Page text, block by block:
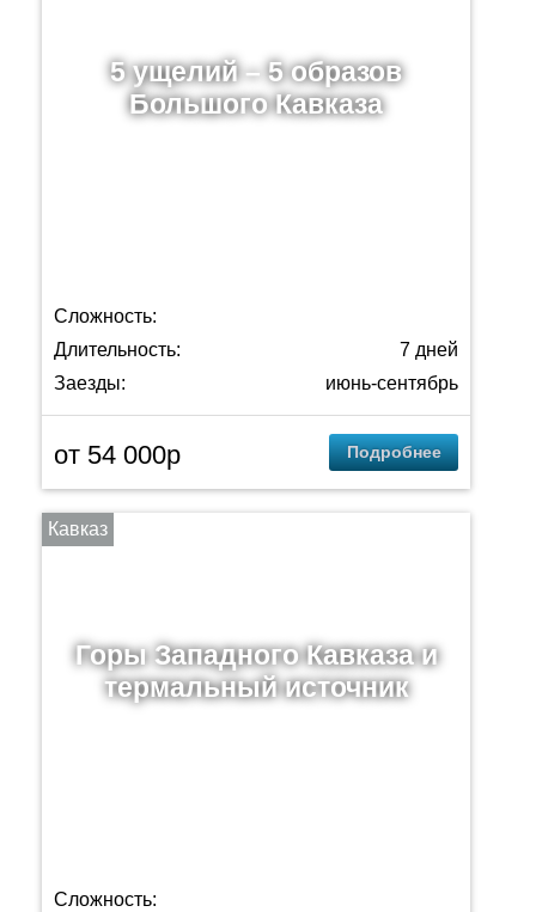
5 ущелий – 5 образов
Большого Кавказа
Сложность:
Длительность:
7 дней
Заезды:
июнь-сентябрь
от 54 000р Подробнее
Кавказ
Горы Западного Кавказа и
термальный источник
Сложность: